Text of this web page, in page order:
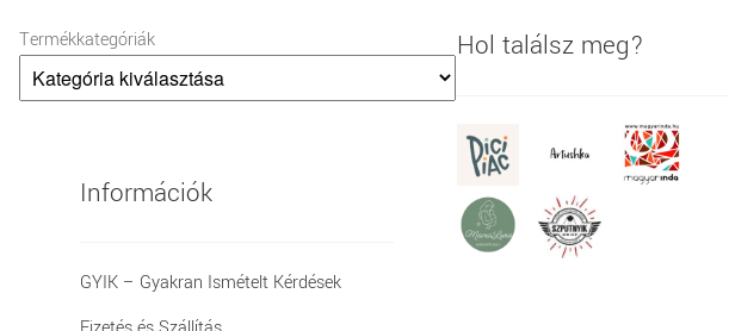
Termékkategóriák
Információk
GYIK – Gyakran Ismételt Kérdések
Hol találsz meg?